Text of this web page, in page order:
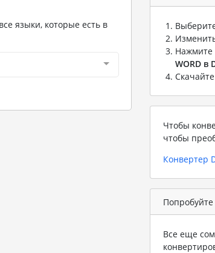
языки, которые есть в
Нажмите
WORD в
Чтобы
чтобы
Конвертер
Все еще